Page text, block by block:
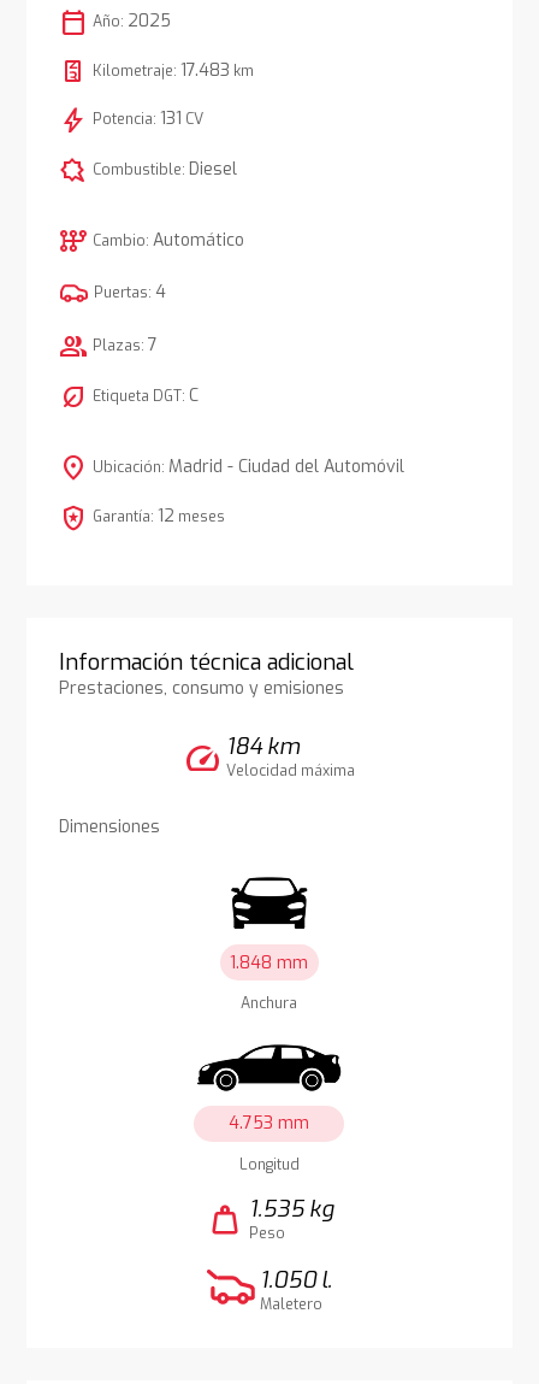
calendar_today Año: 2025
Kilometraje: 17.483 km
bolt Potencia: 131 CV
comic_bubble Combustible: Diesel
auto_transmission Cambio: Automático
Puertas: 4
group Plazas: 7
nest_eco_leaf Etiqueta DGT: C
location_on Ubicación: Madrid - Ciudad del Automóvil
local_police Garantía: 12 meses
Información técnica adicional
Prestaciones, consumo y emisiones
speed 184 km
Velocidad máxima
Dimensiones
1.848 mm
Anchura
4.753 mm
Longitud
weight 1.535 kg
Peso
1.050 l.
Maletero